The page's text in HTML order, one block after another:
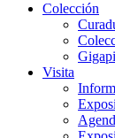
Colección
Visita